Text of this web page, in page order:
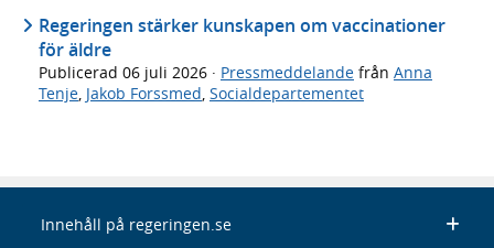
Regeringen stärker kunskapen om vaccinationer
för äldre
Publicerad 06 juli 2026 · Pressmeddelande från Anna
Tenje Jakob Forssmed Socialdepartementet
Innehåll på regeringen.se